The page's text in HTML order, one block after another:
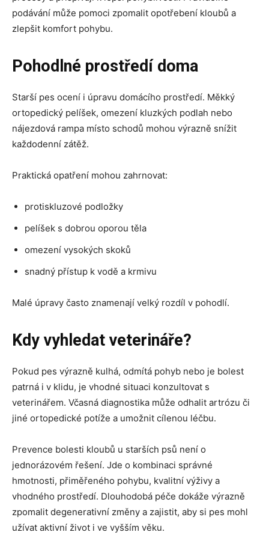
podávání může pomoci zpomalit opotřebení kloubů a
zlepšit komfort pohybu.
Pohodlné prostředí doma
Starší pes ocení i úpravu domácího prostředí. Měkký
ortopedický pelíšek, omezení kluzkých podlah nebo
nájezdová rampa místo schodů mohou výrazně snížit
každodenní zátěž.
Praktická opatření mohou zahrnovat:
protiskluzové podložky
pelíšek s dobrou oporou těla
omezení vysokých skoků
snadný přístup k vodě a krmivu
Malé úpravy často znamenají velký rozdíl v pohodlí.
Kdy vyhledat veterináře?
Pokud pes výrazně kulhá, odmítá pohyb nebo je bolest
patrná i v klidu, je vhodné situaci konzultovat s
veterinářem. Včasná diagnostika může odhalit artrózu či
jiné ortopedické potíže a umožnit cílenou léčbu.
Prevence bolesti kloubů u starších psů není o
jednorázovém řešení. Jde o kombinaci správné
hmotnosti, přiměřeného pohybu, kvalitní výživy a
vhodného prostředí. Dlouhodobá péče dokáže výrazně
zpomalit degenerativní změny a zajistit, aby si pes mohl
užívat aktivní život i ve vyšším věku.